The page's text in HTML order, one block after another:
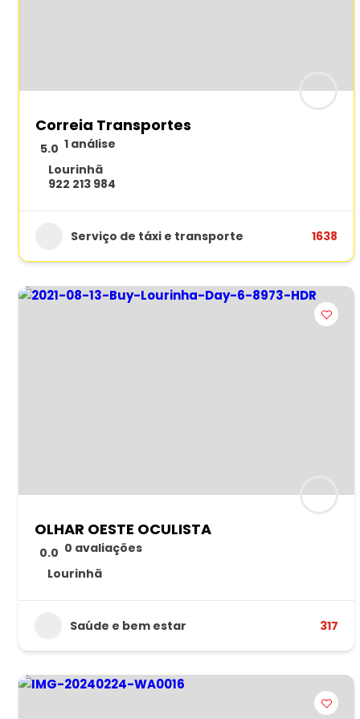
Correia Transportes
5.0 1 análise
Lourinhã
922 213 984
Serviço de táxi e transporte 1638
OLHAR OESTE OCULISTA
0.0 0 avaliações
Lourinhã
Saúde e bem estar 317